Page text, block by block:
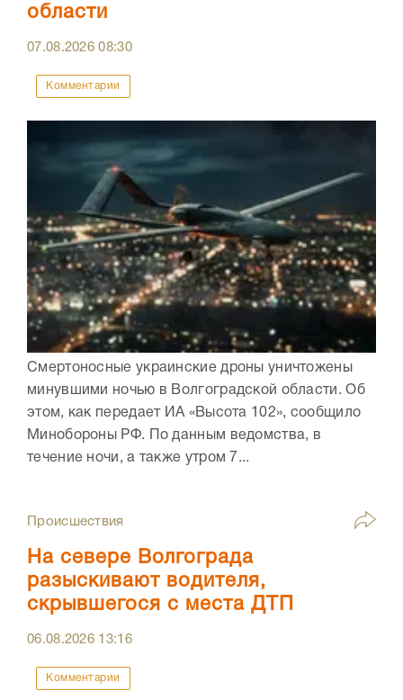
области
07.08.202608:30
Комментарии
Смертоносные украинские дроны уничтожены
минувшими ночью в Волгоградской области. Об
этом, как передает ИА «Высота 102», сообщило
Минобороны РФ. По данным ведомства, в
течение ночи, а также утром 7...
Происшествия
На севере Волгограда
разыскивают водителя,
скрывшегося с места ДТП
06.08.2026 13:16
Комментарии